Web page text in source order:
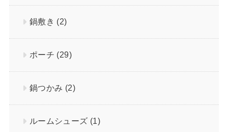
鍋敷き (2)
ポーチ (29)
鍋つかみ (2)
ルームシューズ (1)